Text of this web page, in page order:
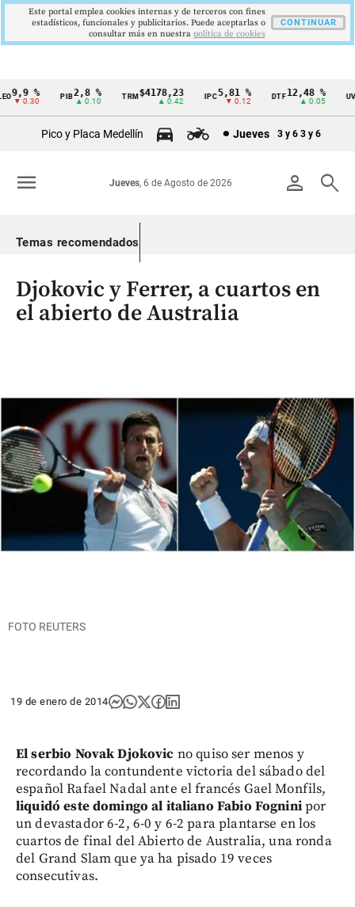
Cintillo
Colombia
9,9 %
▼ 0.30
PIB2,8 %
▲ 0.10
TRM$4178,23
▲ 0.42
IPC5,81 %
▼ 0.12
DTF12,48 %
▲ 0.05
UVR
Pico y Placa Medellín Jueves 3 y 6 3 y 6
person search
Jueves, 6 de Agosto de 2026
menu
Temas recomendados
Djokovic y Ferrer, a cuartos en
el abierto de Australia
FOTO REUTERS
19 de enero de 2014
El serbio Novak Djokovic no quiso ser menos y
recordando la contundente victoria del sábado del
español Rafael Nadal ante el francés Gael Monfils,
liquidó este domingo al italiano Fabio Fogninipor
un devastador 6-2, 6-0 y 6-2 para plantarse en los
cuartos de final del Abierto de Australia, una ronda
del Grand Slam que ya ha pisado 19 veces
consecutivas.
Este portal emplea cookies internas y de terceros con fines
estadísticos, funcionales y publicitarios. Puede aceptarlas o
consultar más en nuestra politica de cookies
CONTINUAR